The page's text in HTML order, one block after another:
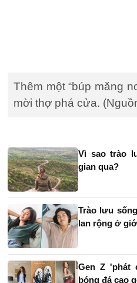
Thêm một “búp măng
mời thợ phá cửa.
Vì sao trào
gian qua?
Trào lưu
lan rộng ở
Gen Z 'phát
bóng đá cao